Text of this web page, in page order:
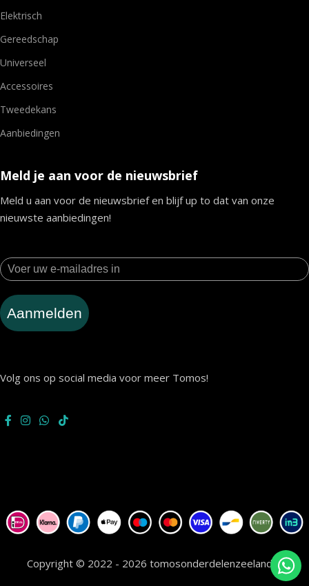
Elektrisch
Gereedschap
Universeel
Accessoires
Tweedekans
Aanbiedingen
Meld je aan voor de nieuwsbrief
Meld u aan voor de nieuwsbrief en blijf up to dat van onze
nieuwste aanbiedingen!
Aanmelden
Volg ons op social media voor meer Tomos!
Copyright © 2022 - 2026 tomosonderdelenzeeland.nl